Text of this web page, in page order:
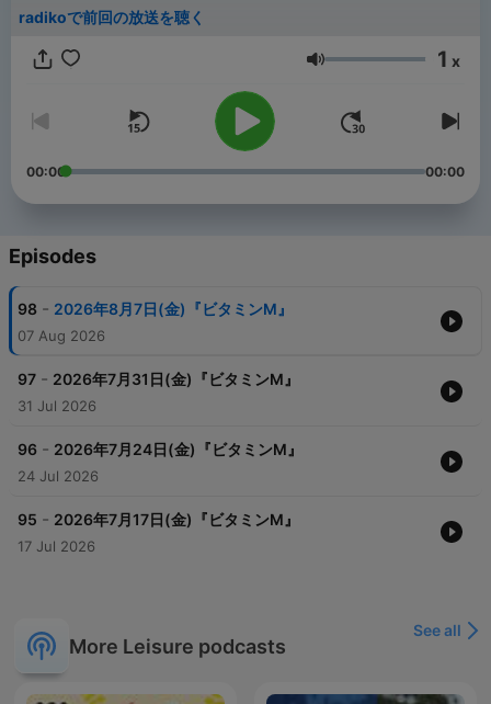
radikoで前回の放送を聴く
Volume 1 x
00:00 00:00
Episodes
98 - 2026年8月7日(金)『ビタミンM』
07 Aug 2026
97 - 2026年7月31日(金)『ビタミンM』
31 Jul 2026
96 - 2026年7月24日(金)『ビタミンM』
24 Jul 2026
95 - 2026年7月17日(金)『ビタミンM』
17 Jul 2026
More Leisure podcasts
See all